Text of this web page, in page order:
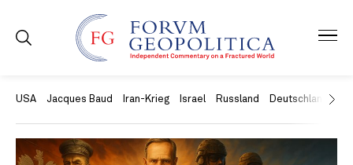
USA Jacques Baud Iran-Krieg Israel Russland Deutschland